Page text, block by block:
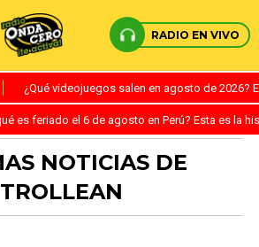
RADIO EN VIVO
¿Qué videojuegos salen en agosto de
es feriado el 6 de agosto en Perú? Esta es la
NOTICIAS DE
TROLLEAN